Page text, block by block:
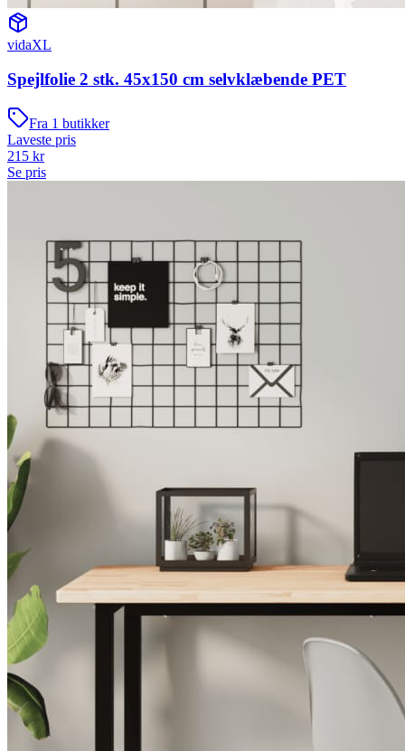
vidaXL
Spejlfolie 2 stk. 45x150 cm selvklæbende PET
Fra 1 butikker
Laveste pris
215 kr
Se pris